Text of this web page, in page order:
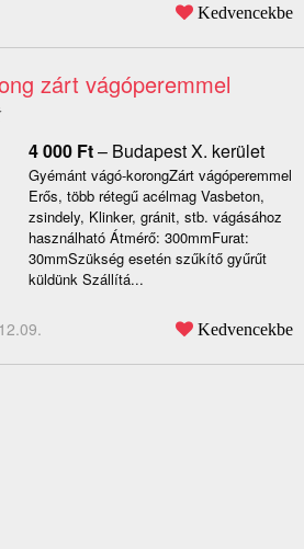
Kedvencekbe
zárt vágóperemmel
4 000 Ft– Budapest X. kerület
Gyémánt vágó-korongZárt vágóperemmel
Erős, több rétegű acélmag Vasbeton,
zsindely, Klinker, gránit, stb. vágásához
használható Átmérő: 300mmFurat:
30mmSzükség esetén szűkítő gyűrűt
küldünk Szállítá...
Kedvencekbe